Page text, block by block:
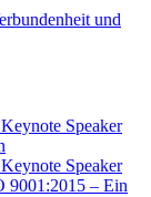
und
Speaker
Speaker
9001:2015 – Ein